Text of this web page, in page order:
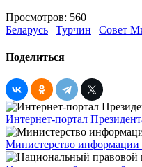
Просмотров: 560
Беларусь | Турчин | Совет
Поделиться
Интернет-портал
Министерство информации